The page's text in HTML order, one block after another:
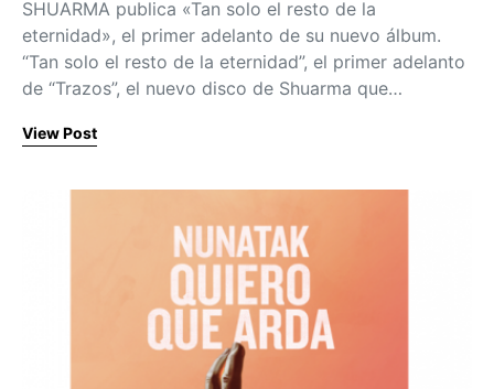
SHUARMA publica «Tan solo el resto de la
eternidad», el primer adelanto de su nuevo álbum.
“Tan solo el resto de la eternidad”, el primer adelanto
de “Trazos”, el nuevo disco de Shuarma que…
View Post